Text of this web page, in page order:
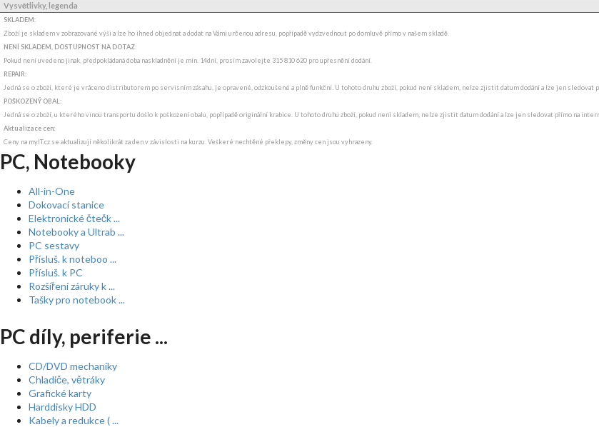
Vysvětlivky, legenda
SKLADEM:
Zboží je skladem v zobrazované výši a lze ho ihned objednat a dodat na Vámi určenou adresu, popřípadě vydzvednout po domluvě přímo v našem skladě.
NENÍ SKLADEM, DOSTUPNOST NA DOTAZ:
Pokud není uvedeno jinak, předpokládaná doba naskladnění je min. 14dní, prosím zavolejte 315 810 620 pro upřesnění dodání.
REPAIR:
Jedná se o zboží, které je vráceno distributorem po servisním zásahu, je opravené, odzkoušené a plně funkční. U tohoto druhu zboží, pokud není skladem, nelze zjistit datum dodání a lze jen sledovat
POŠKOZENÝ OBAL:
Jedná se o zboží, u kterého vinou transportu došlo k poškození obalu, popřípadě originální krabice. U tohoto druhu zboží, pokud není skladem, nelze zjistit datum dodání a lze jen sledovat přímo na
Aktualizace cen:
Ceny na myIT.cz se aktualizují několikrát za den v závislosti na kurzu. Veškeré nechtěné překlepy, změny cen jsou vyhrazeny.
PC, Notebooky
All-in-One
Dokovací stanice
Elektronické čtečk ...
Notebooky a Ultrab ...
PC sestavy
Přísluš. k noteboo ...
Přísluš. k PC
Rozšíření záruky k ...
Tašky pro notebook ...
PC díly, periferie ...
CD/DVD mechaniky
Chladiče, větráky
Grafické karty
Harddisky HDD
Kabely a redukce ( ...